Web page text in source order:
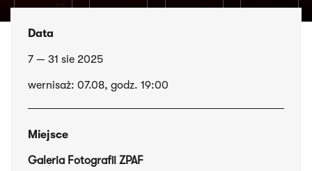
Data
7 — 31 sie 2025
wernisaż: 07.08, godz. 19:00
Miejsce
Galeria Fotografii ZPAF